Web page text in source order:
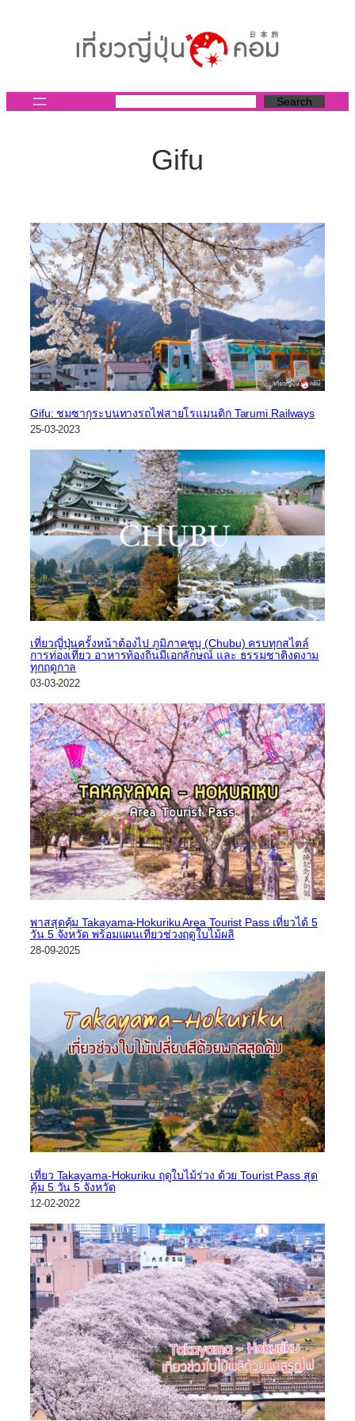
Search
Gifu
Gifu: ชมซากุระบนทางรถไฟสายโรแมนติก Tarumi Railways
25-03-2023
เที่ยวญี่ปุ่นครั้งหน้าต้องไป ภูมิภาคชูบุ (Chubu) ครบทุกสไตล์
การท่องเที่ยว อาหารท้องถิ่นมีเอกลักษณ์ และ ธรรมชาติงดงาม
ทุกฤดูกาล
03-03-2022
พาสสุดคุ้ม Takayama-Hokuriku Area Tourist Pass เที่ยวได้ 5
วัน 5 จังหวัด พร้อมแผนเที่ยวช่วงฤดูใบไม้ผลิ
28-09-2025
เที่ยว Takayama-Hokuriku ฤดูใบไม้ร่วง ด้วย Tourist Pass สุด
คุ้ม 5 วัน 5 จังหวัด
12-02-2022